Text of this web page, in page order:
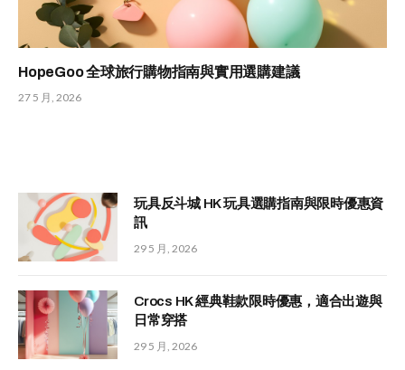
HopeGoo 全球旅行購物指南與實用選購建議
27 5 月, 2026
玩具反斗城 HK 玩具選購指南與限時優惠資
訊
29 5 月, 2026
Crocs HK 經典鞋款限時優惠，適合出遊與
日常穿搭
29 5 月, 2026